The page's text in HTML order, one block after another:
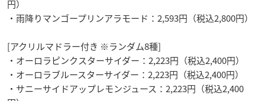
円）
・雨降りマンゴープリンアラモード：2,593円（税込2,800円）
[アクリルマドラー付き ※ランダム8種]
・オーロラピンクスターサイダー：2,223円（税込2,400円）
・オーロラブルースターサイダー：2,223円（税込2,400円）
・サニーサイドアップレモンジュース：2,223円（税込2,400